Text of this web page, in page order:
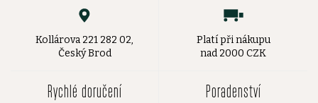
Kollárova 221 282 02,
Český Brod
Platí při nákupu
nad 2000 CZK
Rychlé doručení Poradenství